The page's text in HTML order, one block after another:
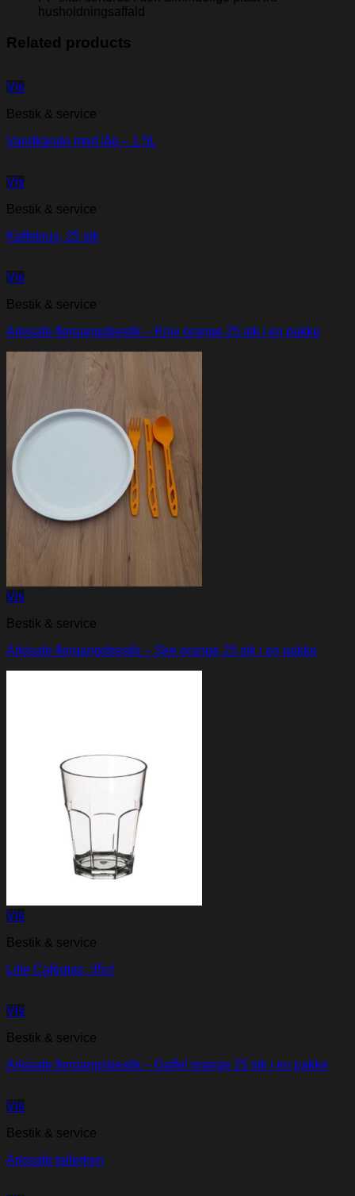
husholdningsaffald
Related products
Vis
Bestik & service
Vandkande med låg – 1,5L
Vis
Bestik & service
Kaffekrus, 25 stk
Vis
Bestik & service
Arkisafe flergangsbestik – Kniv orange 25 stk i en pakke
Vis
Bestik & service
Arkisafe flergangsbestik – Ske orange 25 stk i en pakke
Vis
Bestik & service
Lille Caféglas, 35cl
Vis
Bestik & service
Arkisafe flergangsbestik – Gaffel orange 25 stk i en pakke
Vis
Bestik & service
Arkisafe tallerken